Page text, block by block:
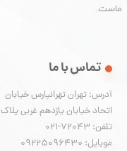
ماست.
تماس با ما
آدرس: تهران تهرانپارس خیابان
اتحاد خیابان یازدهم غربی پلاک ۱۷
تلفن: 72043-021
موبایل: 09225096430